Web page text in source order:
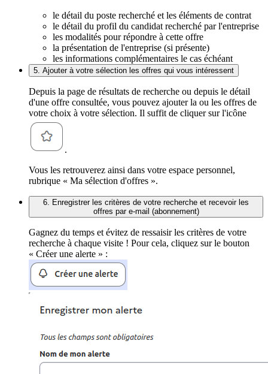
le détail du poste recherché et les éléments de contrat
le détail du profil du candidat recherché par l'entreprise
les modalités pour répondre à cette offre
la présentation de l'entreprise (si présente)
les informations complémentaires le cas échéant
5. Ajouter à votre sélection les offres qui vous intéressent
Depuis la page de résultats de recherche ou depuis le détail
d'une offre consultée, vous pouvez ajouter la ou les offres de
votre choix à votre sélection. Il suffit de cliquer sur l'icône
.
Vous les retrouverez ainsi dans votre espace personnel,
rubrique « Ma sélection d'offres ».
6. Enregistrer les critères de votre recherche et recevoir les
offres par e-mail (abonnement)
Gagnez du temps et évitez de ressaisir les critères de votre
recherche à chaque visite ! Pour cela, cliquez sur le bouton
« Créer une alerte » :